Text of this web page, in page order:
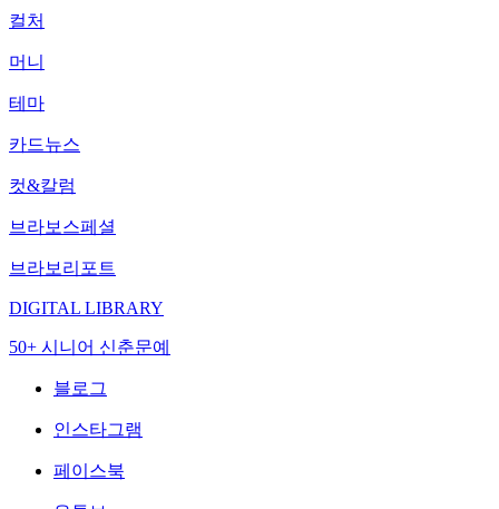
컬처
머니
테마
카드뉴스
컷&칼럼
브라보스페셜
브라보리포트
DIGITAL LIBRARY
50+ 시니어 신춘문예
블로그
인스타그램
페이스북